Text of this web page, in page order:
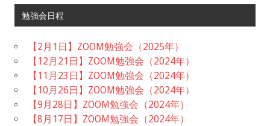
勉強会日程
【2月1日】ZOOM勉強会（2025年）
【12月21日】ZOOM勉強会（2024年）
【11月23日】ZOOM勉強会（2024年）
【10月26日】ZOOM勉強会（2024年）
【9月28日】ZOOM勉強会（2024年）
【8月17日】ZOOM勉強会（2024年）